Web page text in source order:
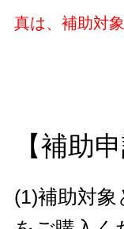
真は、補助対
【補助
(1)補助対